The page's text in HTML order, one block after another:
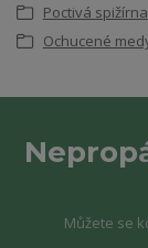
Poctivá spižírna
Ochucené
Můžete se